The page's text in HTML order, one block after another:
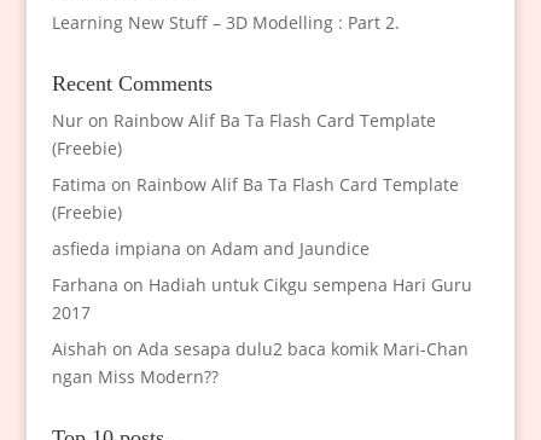
Learning New Stuff – 3D Modelling : Part 2.
Recent Comments
Nuron Rainbow Alif Ba Ta Flash Card Template
(Freebie)
Fatima on Rainbow Alif Ba Ta Flash Card Template
(Freebie)
asfieda impiana on Adam and Jaundice
Farhana on Hadiah untuk Cikgu sempena Hari Guru
2017
Aishah on Ada sesapa dulu2 baca komik Mari-Chan
ngan Miss Modern??